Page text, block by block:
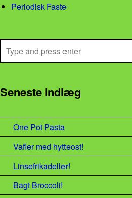
Periodisk Faste
Search
Seneste indlæg
One Pot Pasta
Vafler med hytteost!
Linsefrikadeller!
Bagt Broccoli!